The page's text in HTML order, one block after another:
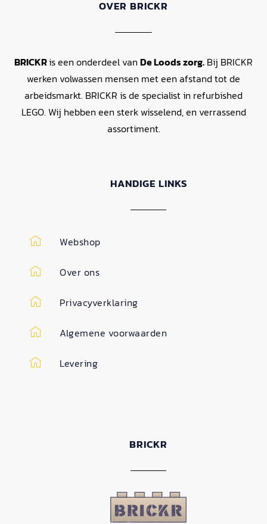
OVER BRICKR
BRICKRis een onderdeel van De Loods zorg. Bij BRICKR
werken volwassen mensen met een afstand tot de
arbeidsmarkt. BRICKR is de specialist in refurbished
LEGO. Wij hebben een sterk wisselend, en verrassend
assortiment.
HANDIGE LINKS
Webshop
Over ons
Privacyverklaring
Algemene voorwaarden
Levering
BRICKR